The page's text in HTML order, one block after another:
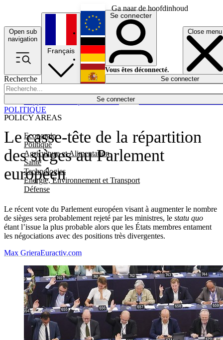
Ga naar de hoofdinhoud
Open sub
navigation
Close menu
Recherche
Se connecter
POLICY AREAS
Economie
Politique
Agriculture et Alimentation
Santé
Technologies
Energie, Environnement et Transport
Défense
Économie
Français
English
Deutsch
Español
Se connecter
Vous êtes déconnecté.
Se connecter
Le casse-tête de la répartition
des sièges au Parlement
européen
Le récent vote du Parlement européen visant à augmenter le nombre
de sièges sera probablement rejeté par les ministres, le statu quo
étant l’issue la plus probable alors que les États membres entament
les négociations avec des positions très divergentes.
POLITIQUE
Max GrieraEuractiv.com